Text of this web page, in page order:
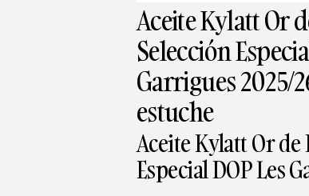
Aceite Kylatt Or
Selección
Garrigues 2025/
estuche
Aceite Kylatt Or de
Especial DOP Les